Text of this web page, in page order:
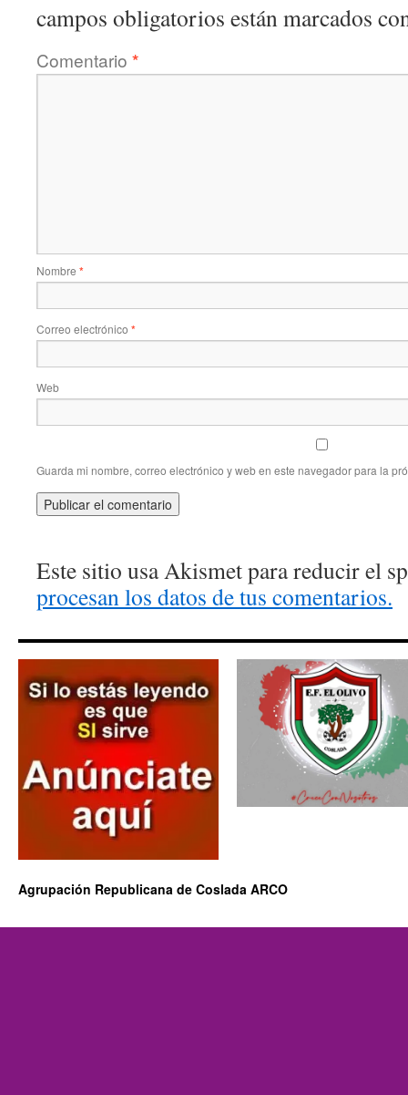
campos obligatorios están marcados
Comentario *
Nombre *
Correo electrónico *
Web
Guarda mi nombre, correo electrónico y web en este navegador para la
Este sitio usa Akismet para reducir el
procesan los datos de tus comentarios.
Agrupación Republicana de Coslada ARCO